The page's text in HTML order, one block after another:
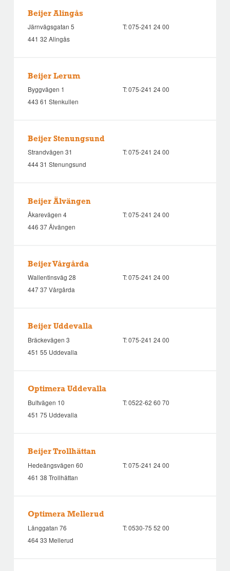
Beijer Alingås
Järnvägsgatan 5
441 32 Alingås
T:075-241 24 00
Beijer Lerum
Byggvägen 1
443 61 Stenkullen
T:075-241 24 00
Beijer Stenungsund
Strandvägen 31
444 31 Stenungsund
T:075-241 24 00
Beijer Älvängen
Åkarevägen 4
446 37 Älvängen
T:075-241 24 00
Beijer Vårgårda
Wallentinsväg 28
447 37 Vårgårda
T:075-241 24 00
Beijer Uddevalla
Bräckevägen 3
451 55 Uddevalla
T:075-241 24 00
Optimera Uddevalla
Bultvägen 10
451 75 Uddevalla
T:0522-62 60 70
Beijer Trollhättan
Hedeängsvägen 60
461 38 Trollhättan
T:075-241 24 00
Optimera Mellerud
Långgatan 76
464 33 Mellerud
T:0530-75 52 00